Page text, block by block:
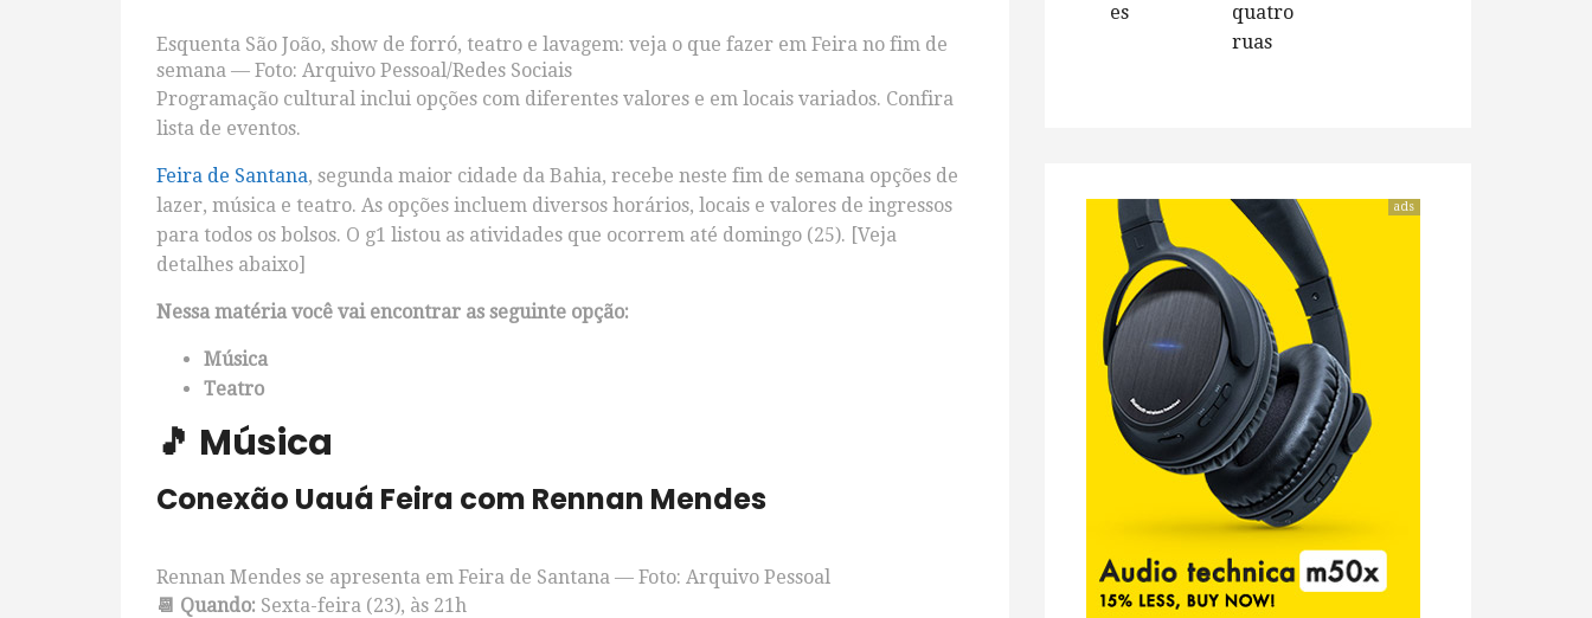
Esquenta São João, show de forró, teatro e lavagem: veja o que fazer em Feira no fim de
semana — Foto: Arquivo Pessoal/Redes Sociais
Programação cultural inclui opções com diferentes valores e em locais variados. Confira
lista de eventos.
Feira de Santana, segunda maior cidade da Bahia, recebe neste fim de semana opções de
lazer, música e teatro. As opções incluem diversos horários, locais e valores de ingressos
para todos os bolsos. O g1 listou as atividades que ocorrem até domingo (25). [Veja
detalhes abaixo]
Nessa matéria você vai encontrar as seguinte opção:
Música
Teatro
🎵 Música
Conexão Uauá Feira com Rennan Mendes
Rennan Mendes se apresenta em Feira de Santana — Foto: Arquivo Pessoal
📆 Quando: Sexta-feira (23), às 21h
es
quatro
ruas
ads